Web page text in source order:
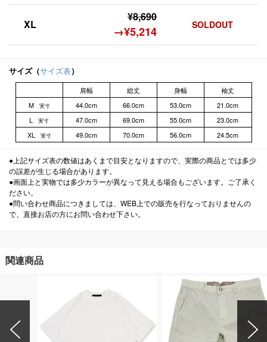
XL
¥8,690
→¥5,214 SOLDOUT
サイズ（サイズ表）
肩幅 総丈 身幅
袖丈
M実寸 44.0cm 66.0cm 53.0cm
21.0cm
L
実寸 47.0cm 69.0cm 55.0cm
23.0cm
XL
実寸 49.0cm 70.0cm 56.0cm 24.5cm
●上記サイズ表の数値はあくまで目安となりますので、実際の商品とでは多少
の誤差が生じる場合があります。
●画面上と実物では多少カラーが異なって見える場合もございます。ご了承く
ださい。
●問い合わせ商品につきましては、WEB上での販売を行なっておりませんの
で、直接お店の方にお問い合わせ下さい。
関連商品